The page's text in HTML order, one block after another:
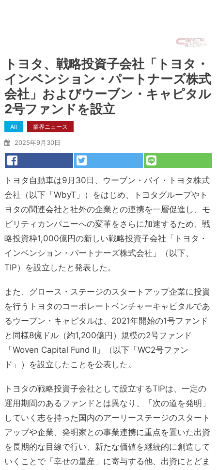
トヨタ、戦略投資子会社「トヨタ・
インベンション・パートナーズ株式
会社」およびウーブン・キャピタル
2号ファンドを設立
All 業界ニュース
2025年9月30日
トヨタ自動車は9月30日、ウーブン・バイ・トヨタ株式
会社（以下「WbyT」）をはじめ、トヨタグループやト
ヨタの関連会社と社外の企業との連携を一層促進し、モ
ビリティカンパニーへの変革をさらに加速するため、戦
略投資枠1,000億円の新しい戦略投資子会社「トヨタ・
インベンション・パートナーズ株式会社」（以下、
TIP）を設立したと発表した。
また、グロース・ステージのスタートアップ企業に投資
を行うトヨタのコーポレートベンチャーキャピタルであ
るウーブン・キャピタルは、2021年開始の1号ファンド
と同様8億ドル（約1,200億円）規模の2号ファンド
「Woven Capital Fund II」（以下「WC2号ファン
ド」）を設立したことを公表した。
トヨタの戦略投資子会社として設立するTIPは、一定の
運用期間のあるファンドとは異なり、「次の道を発明」
していく志を持った国内のアーリーステージのスタート
アップや企業、発明家との事業連携に重点を置いた出資
を長期的な目線で行い、新たな価値を継続的に創造して
いくことで「幸せの量産」に寄与する他、出資にとどま